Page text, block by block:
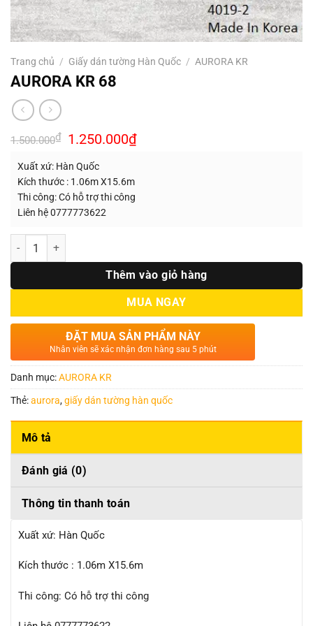
Trang chủ / Giấy dán tường Hàn Quốc / AURORA KR
AURORA KR 68
1.500.000₫ Giá
gốc
1.500.000₫.
1.250.000₫Giá
hiện
Xuất xứ: Hàn Quốc
Kích thước : 1.06m X15.6m
Thi công: Có hỗ trợ thi công
Liên hệ 0777773622
Số lượng
Thêm vào giỏ hàng
MUA NGAY
ĐẶT MUA SẢN PHẨM NÀY
Nhân viên sẽ xác nhận đơn hàng sau 5 phút
Danh mục:AURORA KR
Thẻ:aurora,giấy dán tường hàn quốc
Mô tả
Đánh giá (0)
Thông tin thanh toán
Xuất xứ: Hàn Quốc
Kích thước : 1.06m X15.6m
Thi công: Có hỗ trợ thi công